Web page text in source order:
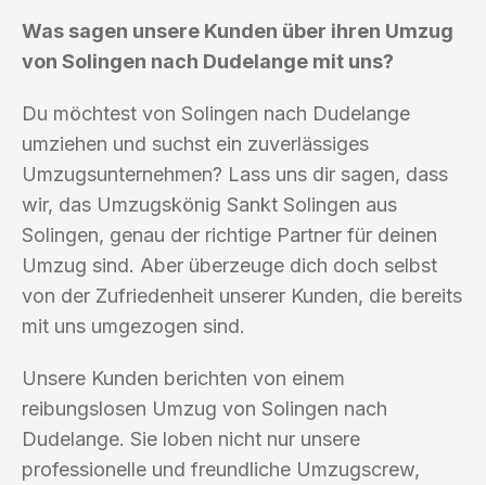
Was sagen unsere Kunden über ihren Umzug
von Solingen nach Dudelange mit uns?
Du möchtest von Solingen nach Dudelange
umziehen und suchst ein zuverlässiges
Umzugsunternehmen? Lass uns dir sagen, dass
wir, das Umzugskönig Sankt Solingen aus
Solingen, genau der richtige Partner für deinen
Umzug sind. Aber überzeuge dich doch selbst
von der Zufriedenheit unserer Kunden, die bereits
mit uns umgezogen sind.
Unsere Kunden berichten von einem
reibungslosen Umzug von Solingen nach
Dudelange. Sie loben nicht nur unsere
professionelle und freundliche Umzugscrew,